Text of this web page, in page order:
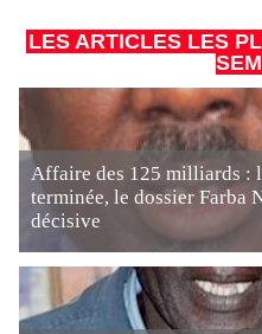
LES ARTICLES LES
Affaire des 125 milliards :
terminée, le dossier Farba
décisive